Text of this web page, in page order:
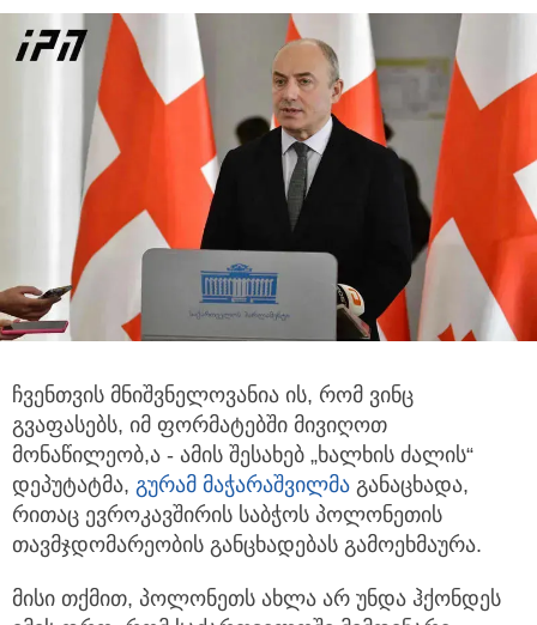
ჩვენთვის მნიშვნელოვანია ის, რომ ვინც
გვაფასებს, იმ ფორმატებში მივიღოთ
მონაწილეობ,ა - ამის შესახებ „ხალხის ძალის“
დეპუტატმა, გურამ მაჭარაშვილმა განაცხადა,
რითაც ევროკავშირის საბჭოს პოლონეთის
თავმჯდომარეობის განცხადებას გამოეხმაურა.
მისი თქმით, პოლონეთს ახლა არ უნდა ჰქონდეს